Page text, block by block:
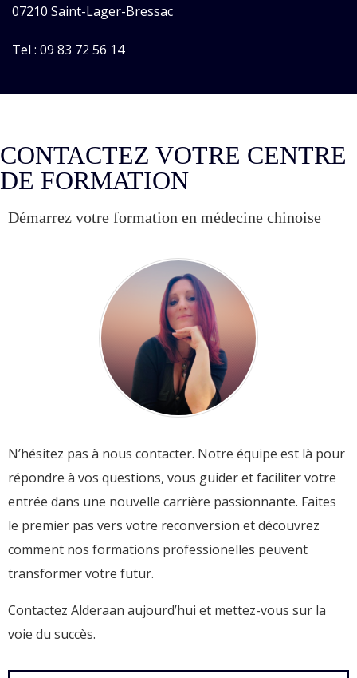
07210 Saint-Lager-Bressac
Tel : 09 83 72 56 14
CONTACTEZ VOTRE CENTRE
DE FORMATION
Démarrez votre formation en médecine chinoise
N’hésitez pas à nous contacter. Notre équipe est là pour
répondre à vos questions, vous guider et faciliter votre
entrée dans une nouvelle carrière passionnante. Faites
le premier pas vers votre reconversion et découvrez
comment nos formations professionelles peuvent
transformer votre futur.
Contactez Alderaan aujourd’hui et mettez-vous sur la
voie du succès.